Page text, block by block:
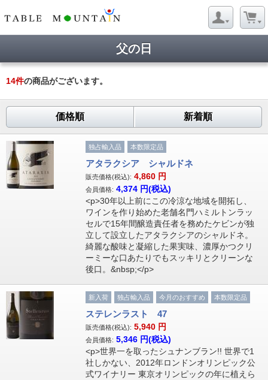
父の日
14件の商品がございます。
価格順 新着順
独占輸入品 本数限定品
アタラクシア シャルドネ
販売価格(税込): 4,860 円
会員価格: 4,374 円(税込)
<p>30年以上前にこの冷涼な地域を開拓し、
ワインを作り始めた老舗名門ハミルトンラッ
セルで15年間醸造責任者を務めたケビンが独
立して設立したアタラクシアのシャルドネ。
綺麗な酸味と凝縮した果実味、濃厚かつクリ
ーミーな口あたりでもスッキリとクリーンな
後口。&nbsp;</p>
新入荷 独占輸入品 今月のおすすめ 本数限定品
ステレンラスト 47
販売価格(税込): 5,940 円
会員価格: 5,346 円(税込)
<p>世界一を取ったシュナンブラン!! 世界で1
社しかない、2012年ロンドンオリンピック公
式ワイナリー 東京オリンピックの年に植えら